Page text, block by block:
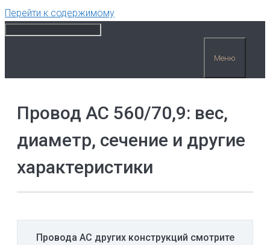
Перейти к содержимому
Меню
Провод АС 560/70,9: вес,
диаметр, сечение и другие
характеристики
Провода АС других конструкций смотрите